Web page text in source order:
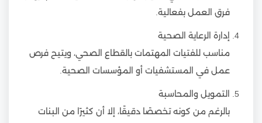
فرق العمل بفعالية.
إدارة الرعاية الصحية
مناسب للفتيات المهتمات بالقطاع الصحي، ويتيح فرص
عمل في المستشفيات أو المؤسسات الصحية.
التمويل والمحاسبة
بالرغم من كونه تخصصًا دقيقًا، إلا أن كثيرًا من البنات